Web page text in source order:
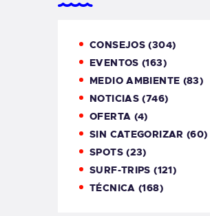
CONSEJOS (304)
EVENTOS (163)
MEDIO AMBIENTE (83)
NOTICIAS (746)
OFERTA (4)
SIN CATEGORIZAR (60)
SPOTS(23)
SURF-TRIPS (121)
TÉCNICA (168)